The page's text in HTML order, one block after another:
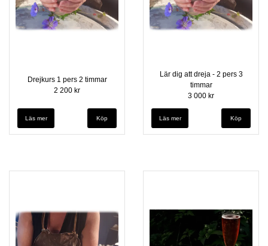
Drejkurs 1 pers 2 timmar
2 200 kr
Läs mer
Lär dig att dreja - 2 pers 3
timmar
3 000 kr
Läs mer